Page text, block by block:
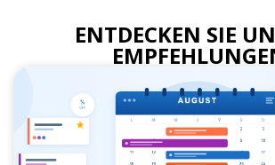
ENTDECKEN SIE